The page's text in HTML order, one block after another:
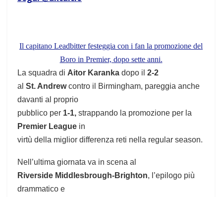
Il capitano Leadbitter festeggia con i fan la promozione del
Boro in Premier, dopo sette anni.
La squadra di Aitor Karanka dopo il 2-2
al St. Andrewcontro il Birmingham, pareggia anche
davanti al proprio
pubblico per 1-1, strappando la promozione per la
Premier League in
virtù della miglior differenza reti nella regular season.
Nell’ultima giornata va in scena al
Riverside Middlesbrough-Brighton, l’epilogo più
drammatico e